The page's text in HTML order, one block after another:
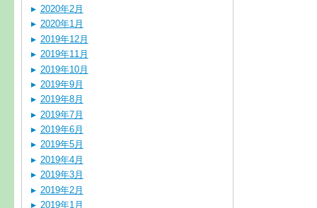
2020年2月
2020年1月
2019年12月
2019年11月
2019年10月
2019年9月
2019年8月
2019年7月
2019年6月
2019年5月
2019年4月
2019年3月
2019年2月
2019年1月